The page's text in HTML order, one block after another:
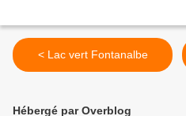
< Lac vert Fontanalbe
Hébergé par Overblog